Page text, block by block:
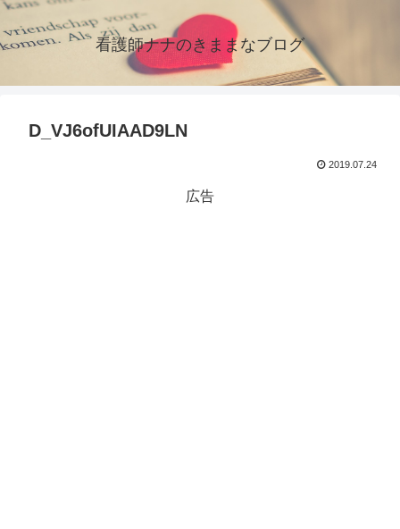
看護師ナナのきままなブログ
D_VJ6ofUIAAD9LN
2019.07.24
広告